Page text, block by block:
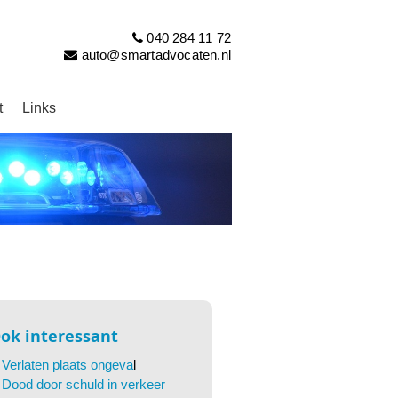
Links
040 284 11 72
auto@smartadvocaten.nl
interessant
Verlaten plaats ongeval
Dood door schuld in verkeer